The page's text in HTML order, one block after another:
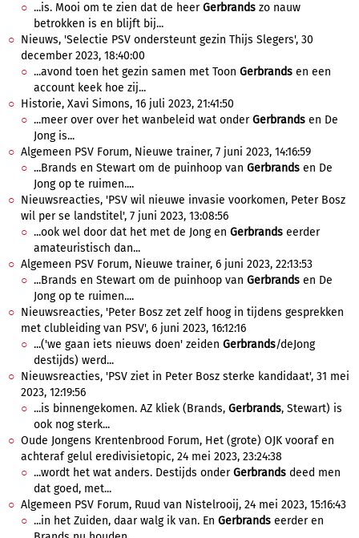
...is. Mooi om te zien dat de heerGerbrands zo nauw
betrokken is en blijft bij...
Nieuws, 'Selectie PSV ondersteunt gezin Thijs Slegers', 30
december 2023, 18:40:00
...avond toen het gezin samen met Toon Gerbrands en een
account keek hoe zij...
Historie, Xavi Simons, 16 juli 2023, 21:41:50
...meer over over het wanbeleid wat onderGerbrands en De
Jong is...
Algemeen PSV Forum, Nieuwe trainer, 7 juni 2023, 14:16:59
...Brands en Stewart om de puinhoop van Gerbrands en De
Jong op te ruimen....
Nieuwsreacties, 'PSV wil nieuwe invasie voorkomen, Peter Bosz
wil per se landstitel', 7 juni 2023, 13:08:56
...ook wel door dat het met de Jong en Gerbrands eerder
amateuristisch dan...
Algemeen PSV Forum, Nieuwe trainer, 6 juni 2023, 22:13:53
...Brands en Stewart om de puinhoop van Gerbrands en De
Jong op te ruimen....
Nieuwsreacties, 'Peter Bosz zet zelf hoog in tijdens gesprekken
met clubleiding van PSV', 6 juni 2023, 16:12:16
...('we gaan iets nieuws doen' zeiden Gerbrands/deJong
destijds) werd...
Nieuwsreacties, 'PSV ziet in Peter Bosz sterke kandidaat', 31 mei
2023, 12:19:56
...is binnengekomen. AZ kliek (Brands, Gerbrands, Stewart) is
ook nog sterk...
Oude Jongens Krentenbrood Forum, Het (grote) OJK vooraf en
achteraf gelul eredivisietopic, 24 mei 2023, 23:24:38
...wordt het wat anders. Destijds onderGerbrands deed men
dat goed, met...
Algemeen PSV Forum, Ruud van Nistelrooij, 24 mei 2023, 15:16:43
...in het Zuiden, daar walg ik van. En Gerbrands eerder en